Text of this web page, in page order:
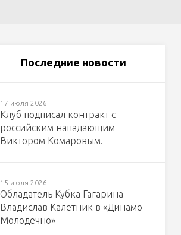
Последние новости
17 июля 2026
Клуб подписал контракт с
российским нападающим
Виктором Комаровым.
15 июля 2026
Обладатель Кубка Гагарина
Владислав Калетник в «Динамо-
Молодечно»